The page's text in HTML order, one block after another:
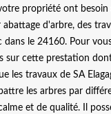
propriété ont besoin
abattage d'arbre, des
dans le 24160. Pour
sur cette prestation
les travaux de SA
les arbres par
et de qualité. Il